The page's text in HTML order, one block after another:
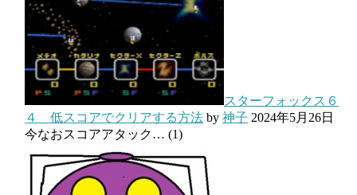
スターフォックス６
４ 低スコアでクリアする方法 by 神子 2024年5月26日
今なおスコアアタック… (1)